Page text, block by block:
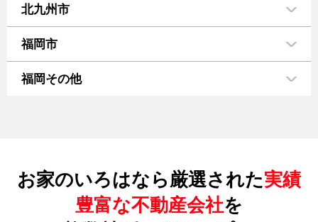
北九州市
福岡市
福岡その他
お家のいろはなら厳選された実績
豊富な不動産会社を